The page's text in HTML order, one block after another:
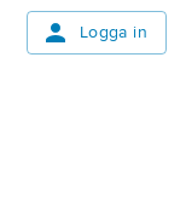
Logga in